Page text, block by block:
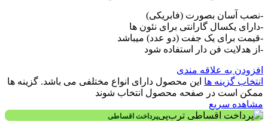
-نصب آسان بصورت (فابریکی)
-دارای یکسال گارانتی برای نئون ها
-قیمت برای یک جفت (دو عدد) میباشد
-از هدلایت فن دار استفاده شود
افزودن به علاقه مندی
انتخاب گزینه ها این محصول دارای انواع مختلفی می باشد. گزینه ها
ممکن است در صفحه محصول انتخاب شوند
مشاهده سریع
پرداخت اقساطی